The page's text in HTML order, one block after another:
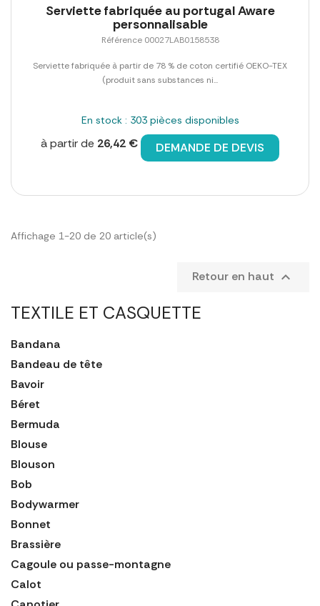
TEXTILE ET CASQUETTE
Bandana
Bandeau de tête
Bavoir
Béret
Bermuda
Blouse
Blouson
Bob
Bodywarmer
Bonnet
Brassière
Cagoule ou passe-montagne
Calot
Serviette fabriquée au portugal Aware
personnalisable
Référence 00027LAB0158538
Serviette fabriquée à partir de 78 % de coton certifié OEKO-TEX
(produit sans substances ni...
En stock : 303 pièces disponibles
à partir de 26,42 € DEMANDE DE DEVIS
Affichage 1-20 de 20 article(s)
Retour en haut 